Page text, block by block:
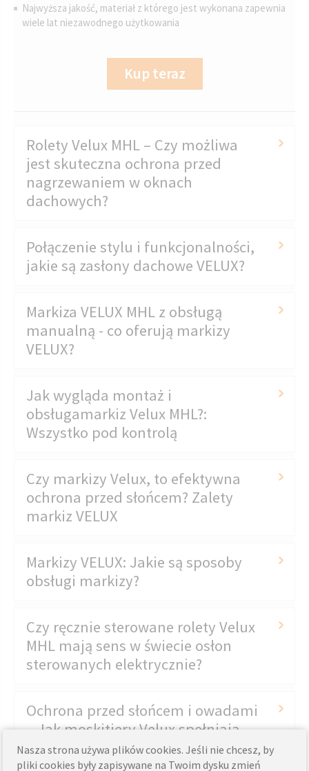
Najwyższa jakość, materiał z którego jest wykonana zapewnia
wiele lat niezawodnego użytkowania
Kup teraz
Rolety Velux MHL – Czy możliwa
jest skuteczna ochrona przed
nagrzewaniem w oknach
dachowych?
Połączenie stylu i funkcjonalności,
jakie są zasłony dachowe VELUX?
Markiza VELUX MHL z obsługą
manualną - co oferują markizy
VELUX?
Jak wygląda montaż i
obsługamarkiz Velux MHL?:
Wszystko pod kontrolą
Czy markizy Velux, to efektywna
ochrona przed słońcem? Zalety
markiz VELUX
Markizy VELUX: Jakie są sposoby
obsługi markizy?
Czy ręcznie sterowane rolety Velux
MHL mają sens w świecie osłon
sterowanych elektrycznie?
Ochrona przed słońcem i owadami
– Jak moskitiery Velux spełniają
swoją rolę?
Nasza strona używa plików cookies. Jeśli nie chcesz, by
pliki cookies były zapisywane na Twoim dysku zmień